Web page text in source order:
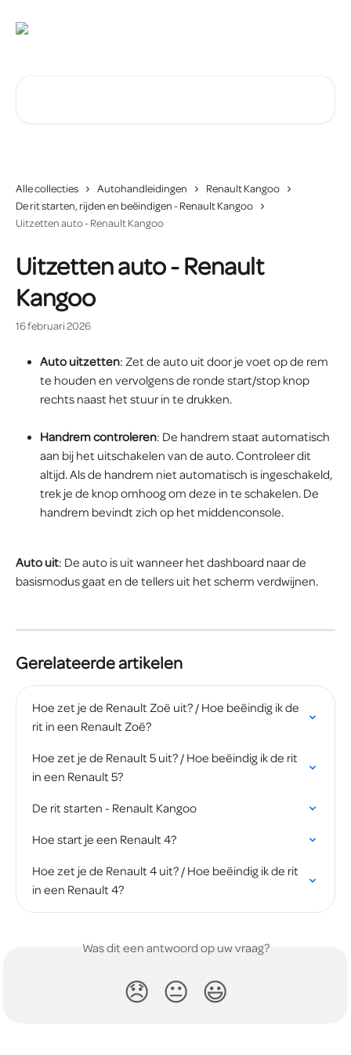
Alle collecties Autohandleidingen
Renault Kangoo
De rit starten, rijden en beëindigen - Renault Kangoo
Uitzetten auto - Renault Kangoo
Uitzetten auto - Renault
Kangoo
16 februari 2026
Auto uitzetten: Zet de auto uit door je voet op de rem
te houden en vervolgens de ronde start/stop knop
rechts naast het stuur in te drukken.
Handrem controleren: De handrem staat automatisch
aan bij het uitschakelen van de auto. Controleer dit
altijd. Als de handrem niet automatisch is ingeschakeld,
trek je de knop omhoog om deze in te schakelen. De
handrem bevindt zich op het middenconsole.
Auto uit: De auto is uit wanneer het dashboard naar de
basismodus gaat en de tellers uit het scherm verdwijnen.
Gerelateerde artikelen
Hoe zet je de Renault Zoë uit? / Hoe beëindig ik de
rit in een Renault Zoë?
Hoe zet je de Renault 5 uit? / Hoe beëindig ik de rit
in een Renault 5?
De rit starten - Renault Kangoo
Hoe start je een Renault 4?
Hoe zet je de Renault 4 uit? / Hoe beëindig ik de rit
in een Renault 4?
Was dit een antwoord op uw vraag?
😞 😐 😃